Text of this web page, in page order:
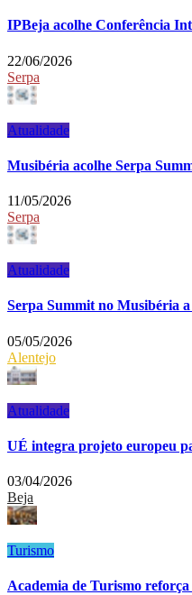
IPBeja acolhe Conferência
22/06/2026
Serpa
Atualidade
Musibéria acolhe Serpa
11/05/2026
Serpa
Atualidade
Serpa Summit no Musibéria a
05/05/2026
Alentejo
Atualidade
UÉ integra projeto europeu
03/04/2026
Beja
Turismo
Academia de Turismo